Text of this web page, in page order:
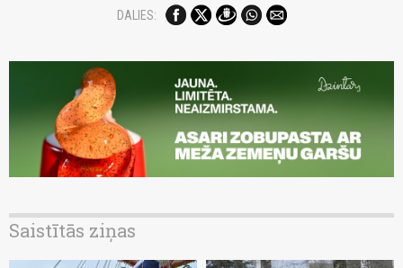
DALIES:
Saistītās ziņas